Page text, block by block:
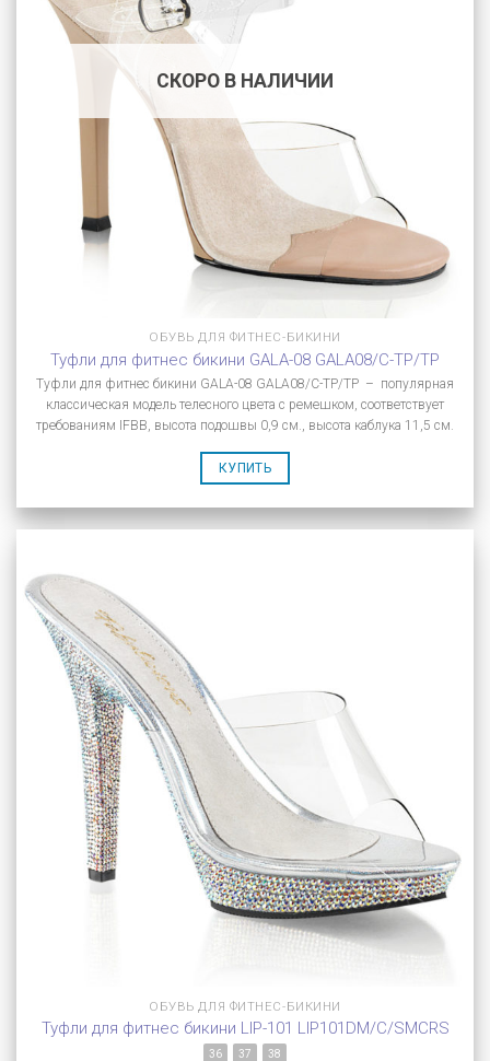
СКОРО В НАЛИЧИИ
ОБУВЬ ДЛЯ ФИТНЕС-БИКИНИ
Туфли для фитнес бикини GALA-08 GALA08/C-TP/TP
Туфли для фитнес бикини GALA-08 GALA08/C-TP/TP – популярная
классическая модель телесного цвета с ремешком, соответствует
требованиям IFBB, высота подошвы 0,9 см., высота каблука 11,5 см.
КУПИТЬ
ОБУВЬ ДЛЯ ФИТНЕС-БИКИНИ
Туфли для фитнес бикини LIP-101 LIP101DM/C/SMCRS
36 37 38